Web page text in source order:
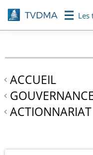
Aller
au
contenu
Les
ACCUEIL
ACTIONNARIAT